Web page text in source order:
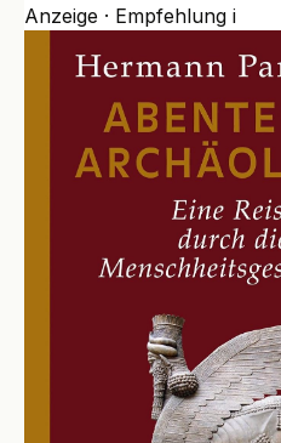
Anzeige · Empfehlung i